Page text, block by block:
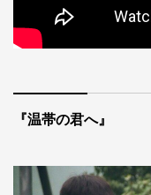
『温帯の君へ』